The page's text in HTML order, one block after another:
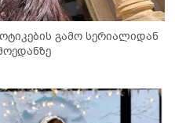
გამო სერიალიდან